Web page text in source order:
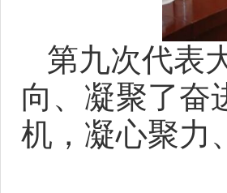
第九次代表
向、凝聚了奋
机，凝心聚力